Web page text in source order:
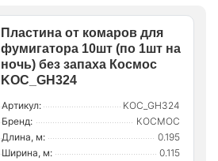
Пластина от комаров для
фумигатора 10шт (по 1шт на
ночь) без запаха Космос
KOC_GH324
Артикул:
KOC_GH324
Бренд:
КОСМОС
Длина, м:
0.195
Ширина, м:
0.115